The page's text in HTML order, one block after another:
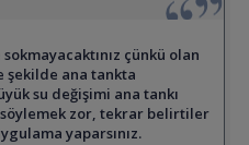
çünkü olan
şekilde ana tankta
su değişimi ana tankı
zor, tekrar belirtiler
yaparsınız.